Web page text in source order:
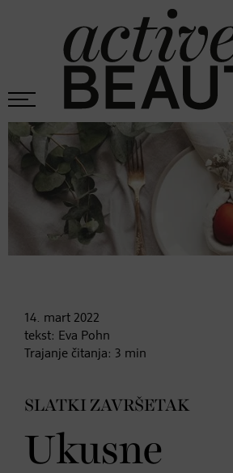
14. mart 2022
tekst: Eva Pohn
Trajanje čitanja: 3 min
SLATKI ZAVRŠETAK
Ukusne